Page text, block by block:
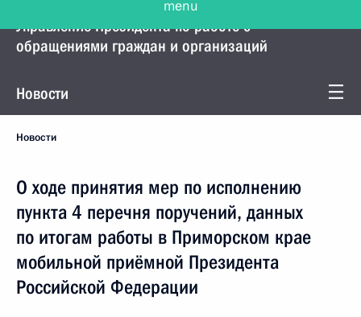
Управление Президента по работе с
обращениями граждан и организаций
Новости
Новости
О ходе принятия мер по исполнению
пункта 4 перечня поручений, данных
по итогам работы в Приморском крае
мобильной приёмной Президента
Российской Федерации